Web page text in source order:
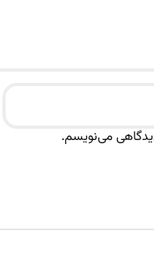
می‌نویسم.